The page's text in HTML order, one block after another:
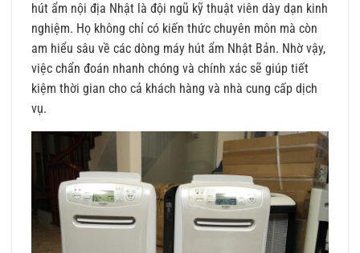
hút ẩm nội địa Nhật là đội ngũ kỹ thuật viên dày dạn kinh
nghiệm. Họ không chỉ có kiến thức chuyên môn mà còn
am hiểu sâu về các dòng máy hút ẩm Nhật Bản. Nhờ vậy,
việc chẩn đoán nhanh chóng và chính xác sẽ giúp tiết
kiệm thời gian cho cả khách hàng và nhà cung cấp dịch
vụ.